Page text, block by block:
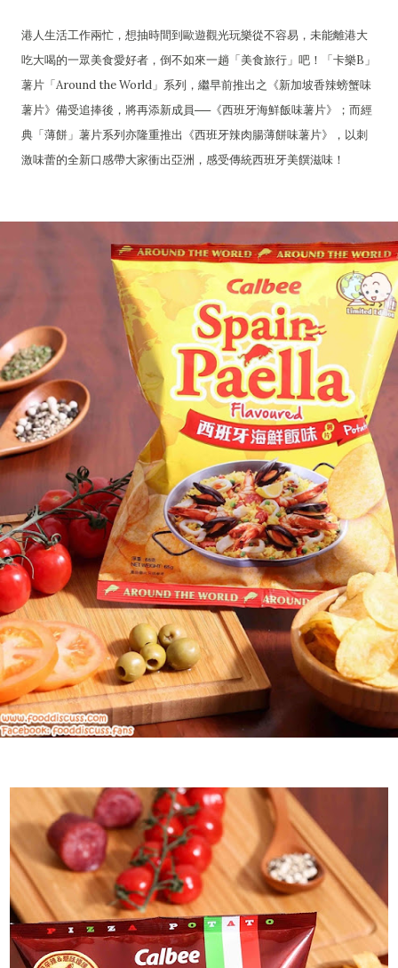
港人生活工作兩忙，想抽時間到歐遊觀光玩樂從不容易，未能離港大
吃大喝的一眾美食愛好者，倒不如來一趟「美食旅行」吧！「卡樂B」
薯片「Around the World」系列，繼早前推出之《新加坡香辣螃蟹味
薯片》備受追捧後，將再添新成員──《西班牙海鮮飯味薯片》；而經
典「薄餅」薯片系列亦隆重推出《西班牙辣肉腸薄餅味薯片》，以刺
激味蕾的全新口感帶大家衝出亞洲，感受傳統西班牙美饌滋味！